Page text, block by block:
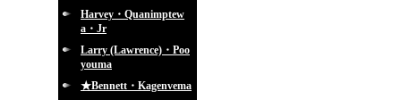
Harvey・Quanimptew
a・Jr
Larry (Lawrence)・Poo
youma
★Bennett・Kagenvema